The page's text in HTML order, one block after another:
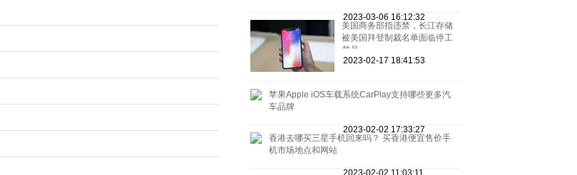
2023-03-06 16:12:32
美国商务部指违禁，长江存储
被美国拜登制裁名单面临停工
裁员
2023-02-17 18:41:53
苹果Apple iOS车载系统CarPlay支持哪些更多汽
车品牌
2023-02-02 17:33:27
香港去哪买三星手机回来吗？ 买香港便宜售价手
机市场地点和网站
2023-02-02 11:03:11